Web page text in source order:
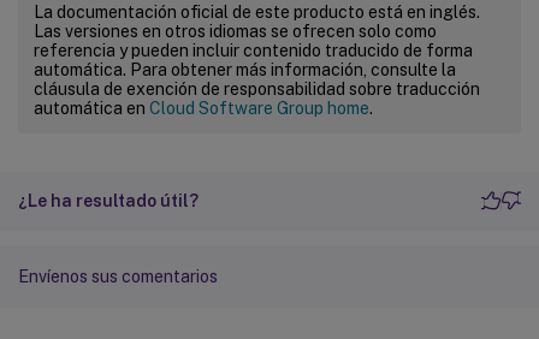
La documentación oficial de este producto está en inglés.
Las versiones en otros idiomas se ofrecen solo como
referencia y pueden incluir contenido traducido de forma
automática. Para obtener más información, consulte la
cláusula de exención de responsabilidad sobre traducción
automática en Cloud Software Group home.
¿Le ha resultado útil?
Envíenos sus comentarios